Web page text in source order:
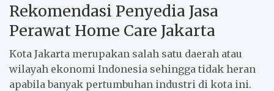
Rekomendasi Penyedia Jasa
Perawat Home Care Jakarta
Kota Jakarta merupakan salah satu daerah atau
wilayah ekonomi Indonesia sehingga tidak heran
apabila banyak pertumbuhan industri di kota ini.